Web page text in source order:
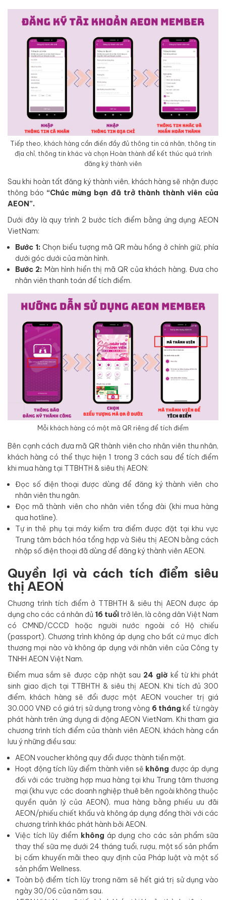
Tiếp theo, khách hàng cần điền đầy đủ thông tin cá nhân, thông tin
địa chỉ, thông tin khác và chọn Hoàn thành để kết thúc quá trình
đăng ký thành viên
Sau khi hoàn tất đăng ký thành viên, khách hàng sẽ nhận được
thông báo “Chúc mừng bạn đã trở thành thành viên của
AEON”.
Dưới đây là quy trình 2 bước tích điểm bằng ứng dụng AEON
VietNam:
Bước 1: Chọn biểu tượng mã QR màu hồng ở chính giữ, phía
dưới góc dưới của màn hình.
Bước 2: Màn hình hiển thị mã QR của khách hàng. Đưa cho
nhân viên thanh toán để tích điểm.
Mỗi khách hàng có một mã QR riêng để tích điểm
Bên cạnh cách đưa mã QR thành viên cho nhân viên thu nhân,
khách hàng có thể thực hiện 1 trong 3 cách sau để tích điểm
khi mua hàng tại TTBHTH & siêu thị AEON:
Đọc số điện thoại được dùng để đăng ký thành viên cho
nhân viên thu ngân.
Đọc mã thành viên cho nhân viên tổng đài (khi mua hàng
qua hotline).
Tự in thẻ phụ tại máy kiểm tra điểm được đặt tại khu vực
Trung tâm bách hóa tổng hợp và Siêu thị AEON bằng cách
nhập số điện thoại đã dùng để đăng ký thành viên AEON.
Quyền lợi và cách tích điểm siêu
thị AEON
Chương trình tích điểm ở TTBHTH & siêu thị AEON được áp
dụng cho các cá nhân đủ 16 tuổitrở lên, là công dân Việt Nam
có CMND/CCCD hoặc người nước ngoài có Hộ chiếu
(passport). Chương trình không áp dụng cho bất cứ mục đích
thương mại nào và không áp dụng với nhân viên của Công ty
TNHH AEON Việt Nam.
Điểm mua sắm sẽ được cập nhật sau 24 giờ kể từ khi phát
sinh giao dịch tại TTBHTH & siêu thị AEON. Khi tích đủ 300
điểm, khách hàng sẽ đổi được một AEON voucher trị giá
30.000 VNĐ có giá trị sử dụng trong vòng 6 tháng kể từ ngày
phát hành trên ứng dụng di động AEON VietNam. Khi tham gia
chương trình tích điểm của thành viên AEON, khách hàng cần
lưu ý những điều sau:
AEON voucher không quy đổi được thành tiền mặt.
Hoạt động tích lũy điểm thành viên sẽ không được áp dụng
đối với các trường hợp mua hàng tại khu Trung tâm thương
mại (khu vực các doanh nghiệp thuê bên ngoài không thuộc
quyền quản lý của AEON), mua hàng bằng phiếu ưu đãi
AEON/phiếu chiết khấu và không áp dụng đồng thời với các
chương trình khác phát hành bởi AEON.
Việc tích lũy điểm không áp dụng cho các sản phẩm sữa
thay thế sữa mẹ dưới 24 tháng tuổi, rượu, một số sản phẩm
bị cấm khuyến mãi theo quy định của Pháp luật và một số
sản phẩm Wellness.
Toàn bộ điểm tích lũy trong năm sẽ hết giá trị sử dụng vào
ngày 30/06 của năm sau.